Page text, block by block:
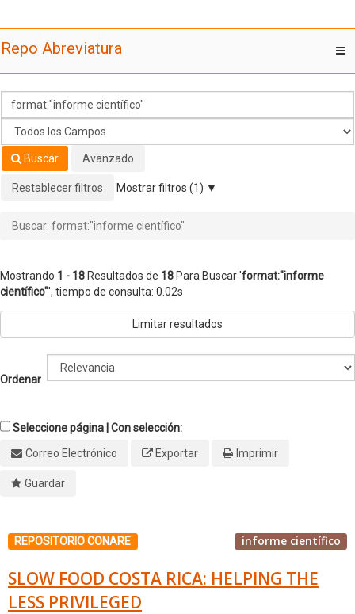
científico"'
Repo Abreviatura
Buscar Avanzado
Restablecer filtros Mostrar filtros (1)
Buscar: format:"informe científico"
Mostrando 1 - 18 Resultados de 18 Para Buscar 'format:"informe
científico"', tiempo de consulta: 0.02s
Limitar resultados
Ordenar
Seleccione página | Con selección:
Correo Electrónico
Exportar Imprimir
Guardar
REPOSITORIO CONARE informe científico
SLOW FOOD COSTA RICA: HELPING THE
LESS PRIVILEGED